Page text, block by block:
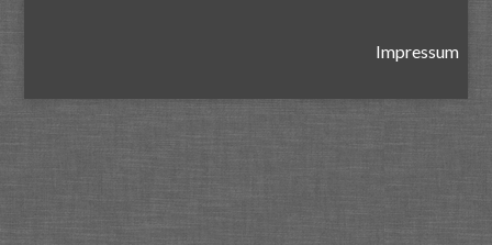
Impressum